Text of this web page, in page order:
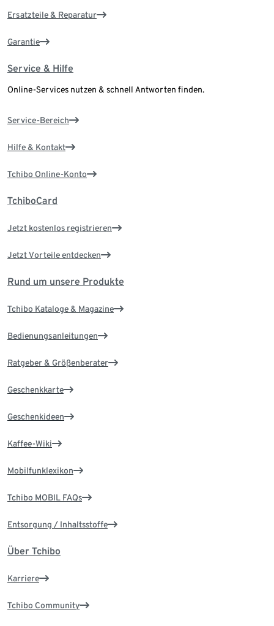
Ersatzteile & Reparatur
Garantie
Service & Hilfe
Online-Services nutzen & schnell Antworten finden.
Service-Bereich
Hilfe & Kontakt
Tchibo Online-Konto
TchiboCard
Jetzt kostenlos registrieren
Jetzt Vorteile entdecken
Rund um unsere Produkte
Tchibo Kataloge & Magazine
Bedienungsanleitungen
Ratgeber & Größenberater
Geschenkkarte
Geschenkideen
Kaffee-Wiki
Mobilfunklexikon
Tchibo MOBIL FAQs
Entsorgung / Inhaltsstoffe
Über Tchibo
Karriere
Tchibo Community